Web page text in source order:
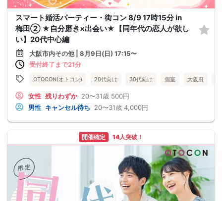
スマート婚活パーティー・街コン 8/9 17時15分 in
梅田② ★自分磨き×出会い★【同年代の恋人が欲し
い】20代中心編
大阪市内その他 | 8月9日(日) 17:15〜
受付終了まで21分
OTOCON(オトコン) 20代向け 30代向け 個室 大阪府
女性 残りわずか 20〜31歳 500円
男性 キャンセル待ち 20〜31歳 4,000円
開催確定 14人突破！